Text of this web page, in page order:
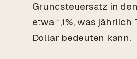
Grundsteuersatz in
etwa 1,1%, was jährlich
Dollar bedeuten kann.